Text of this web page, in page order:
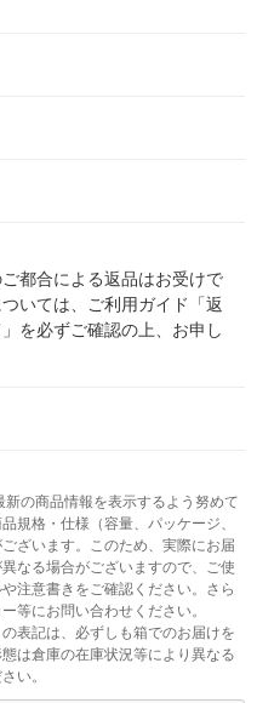
都合による返品はお受けで
いては、ご利用ガイド「返
を必ずご確認の上、お申し
の商品情報を表示するよう努めて
規格・仕様（容量、パッケージ、
ざいます。このため、実際にお届
なる場合がございますので、ご使
注意書きをご確認ください。さら
等にお問い合わせください。
表記は、必ずしも箱でのお届けを
は倉庫の在庫状況等により異なる
い。